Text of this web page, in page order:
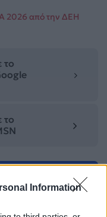
Information
2026 από την ΔΕΗ
το
το
άρθρο